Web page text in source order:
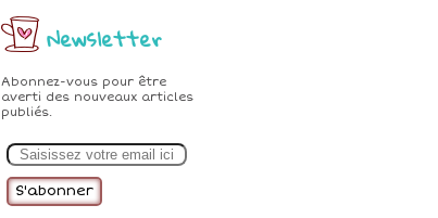
Newsletter
Abonnez-vous pour être
averti des nouveaux articles
publiés.
m